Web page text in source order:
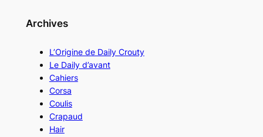
Archives
L’Origine de Daily Crouty
Le Daily d’avant
Cahiers
Corsa
Coulis
Crapaud
Hair